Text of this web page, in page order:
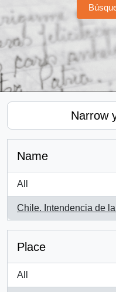
Narrow
Name
All
Chile. Intendencia de
, 1 results
Place
All